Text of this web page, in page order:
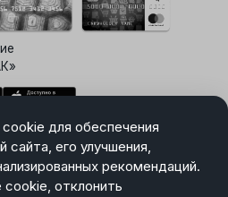
для обеспечения
сайта, его улучшения,
рекомендаций.
отклонить
Cookie